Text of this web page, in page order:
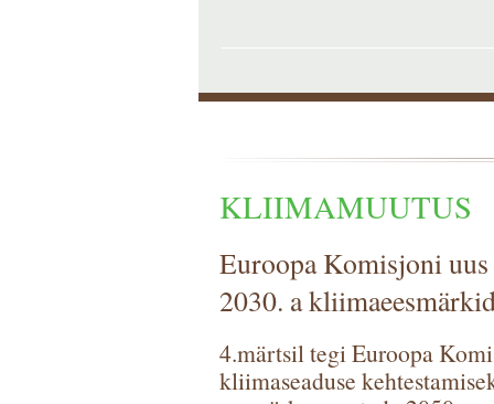
KLIIMAMUUTUS
Euroopa Komisjoni
2030. a
4.märtsil tegi Euroopa
kliimaseaduse